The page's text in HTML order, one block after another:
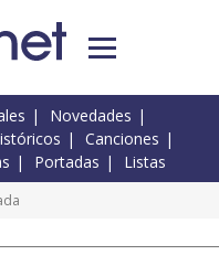
Novedades
Canciones
Portadas Listas